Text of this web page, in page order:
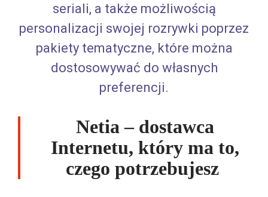
seriali, a także możliwością
personalizacji swojej rozrywki poprzez
pakiety tematyczne, które można
dostosowywać do własnych
preferencji.
Netia – dostawca
Internetu, który ma to,
czego potrzebujesz